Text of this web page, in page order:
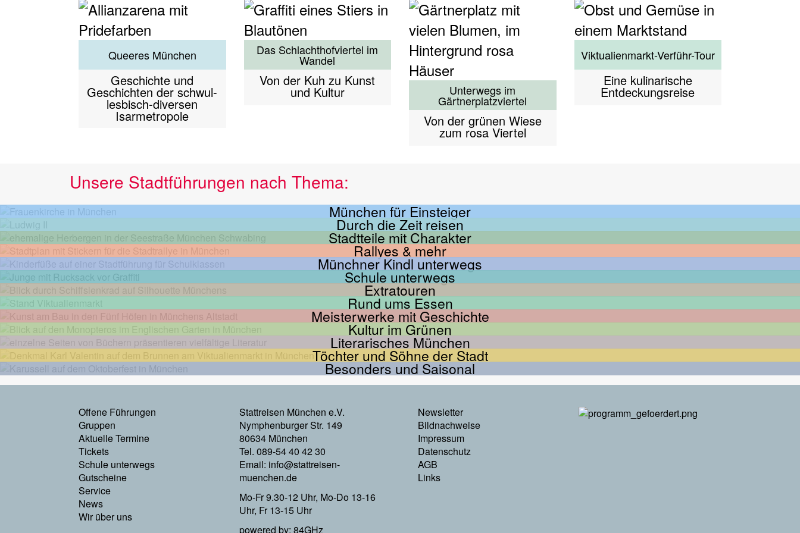
Queeres München
Geschichte und
Geschichten der schwul-
lesbisch-diversen
Isarmetropole
Das Schlachthofviertel im
Wandel
Von der Kuh zu Kunst
und Kultur Unterwegs im
Gärtnerplatzviertel
Von der grünen Wiese
zum rosa Viertel
Viktualienmarkt-Verführ-Tour
Eine kulinarische
Entdeckungsreise
Unsere Stadtführungen nach Thema:
München für Einsteiger
Durch die Zeit reisen
Stadtteile mit Charakter
Rallyes & mehr
Münchner Kindl unterwegs
Schule unterwegs
Extratouren
Rund ums Essen
Meisterwerke mit Geschichte
Kultur im Grünen
Literarisches München
Töchter und Söhne der Stadt
Besonders und Saisonal
Footermenu
Links
Offene Führungen
Gruppen
Aktuelle Termine
Tickets
Schule unterwegs
Gutscheine
Service
News
Wir über uns
Stattreisen München e.V.
Nymphenburger Str. 149
80634 München
Tel. 089-54 40 42 30
Email: info@stattreisen-
muenchen.de
Mo-Fr 9.30-12 Uhr, Mo-Do 13-16
Uhr, Fr 13-15 Uhr
powered by: 84GHz
Footer
Menu
Rechts
Newsletter
Bildnachweise
Impressum
Datenschutz
AGB
Links